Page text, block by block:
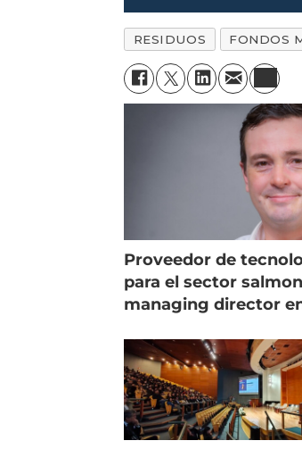
salmonicultura
RESIDUOS FONDOS
Proveedor de
para el sector
managing director